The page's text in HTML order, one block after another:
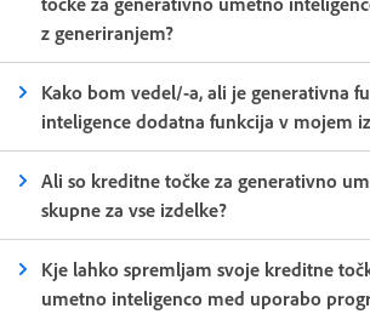
z generiranjem?
Kako bom vedel/-a, ali je generativna
inteligence dodatna funkcija v mojem
Ali so kreditne točke za generativno
skupne za vse izdelke?
Kje lahko spremljam svoje kreditne
umetno inteligenco med uporabo